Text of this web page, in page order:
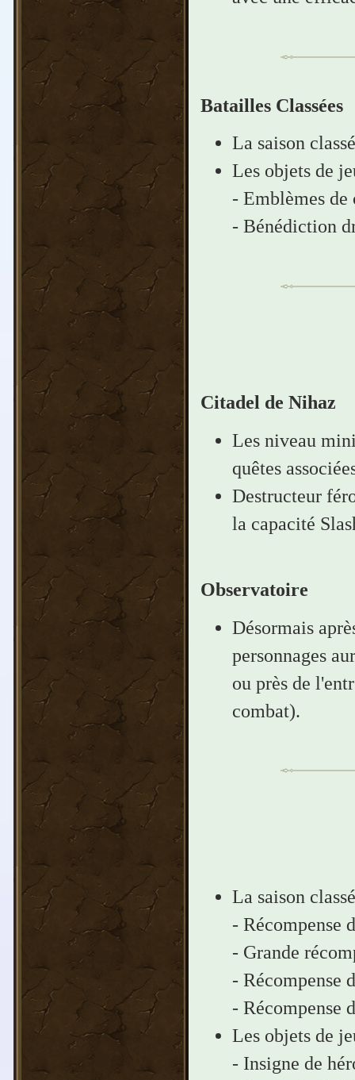
Batailles Classées
La saison
Les objets de
- Emblèmes de
- Bénédiction
Citadel de Nihaz
Les niveau
quêtes
Destructeur
la capacité
Observatoire
Désormais
personnages
ou près de
combat).
La saison
- Récompense
- Grande
- Récompense
- Récompense
Les objets de
- Insigne de